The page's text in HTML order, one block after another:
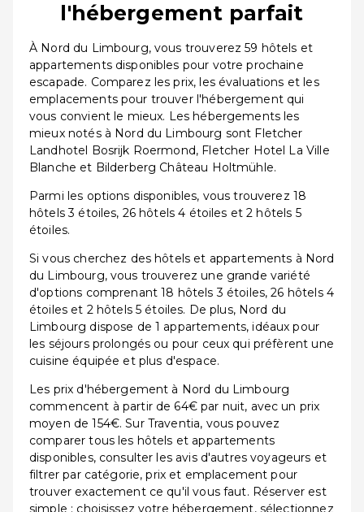
l'hébergement parfait
À Nord du Limbourg, vous trouverez 59 hôtels et
appartements disponibles pour votre prochaine
escapade. Comparez les prix, les évaluations et les
emplacements pour trouver l'hébergement qui
vous convient le mieux. Les hébergements les
mieux notés à Nord du Limbourg sont Fletcher
Landhotel Bosrijk Roermond, Fletcher Hotel La Ville
Blanche et Bilderberg Château Holtmühle.
Parmi les options disponibles, vous trouverez 18
hôtels 3 étoiles, 26 hôtels 4 étoiles et 2 hôtels 5
étoiles.
Si vous cherchez des hôtels et appartements à Nord
du Limbourg, vous trouverez une grande variété
d'options comprenant 18 hôtels 3 étoiles, 26 hôtels 4
étoiles et 2 hôtels 5 étoiles. De plus, Nord du
Limbourg dispose de 1 appartements, idéaux pour
les séjours prolongés ou pour ceux qui préfèrent une
cuisine équipée et plus d'espace.
Les prix d'hébergement à Nord du Limbourg
commencent à partir de 64€ par nuit, avec un prix
moyen de 154€. Sur Traventia, vous pouvez
comparer tous les hôtels et appartements
disponibles, consulter les avis d'autres voyageurs et
filtrer par catégorie, prix et emplacement pour
trouver exactement ce qu'il vous faut. Réserver est
simple : choisissez votre hébergement, sélectionnez